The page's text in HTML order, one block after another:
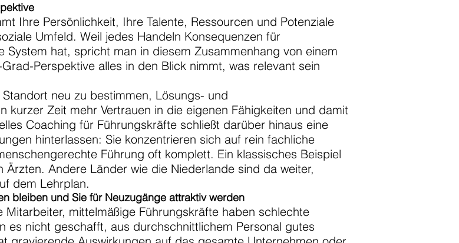
Ihre Persönlichkeit, Ihre Talente, Ressourcen und Potenziale
Umfeld. Weil jedes Handeln Konsequenzen für
System hat, spricht man in diesem Zusammenhang von einem
Perspektive alles in den Blick nimmt, was relevant sein
neu zu bestimmen, Lösungs- und
kurzer Zeit mehr Vertrauen in die eigenen Fähigkeiten und damit
Coaching für Führungskräfte schließt darüber hinaus eine
hinterlassen: Sie konzentrieren sich auf rein fachliche
Führung oft komplett. Ein klassisches Beispiel
Andere Länder wie die Niederlande sind da weiter,
dem Lehrplan.
bleiben und Sie für Neuzugänge attraktiv werden
mittelmäßige Führungskräfte haben schlechte
es nicht geschafft, aus durchschnittlichem Personal gutes